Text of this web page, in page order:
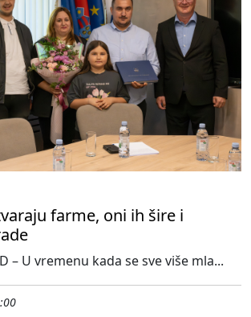
farme, oni ih šire i
– U vremenu kada se sve više mla...